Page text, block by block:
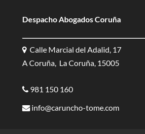
Despacho Abogados Coruña
Calle Marcial del Adalid, 17
A Coruña, La Coruña, 15005
981 150 160
info@caruncho-tome.com